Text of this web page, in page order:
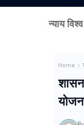
न्याय विश्व
Home
शासन